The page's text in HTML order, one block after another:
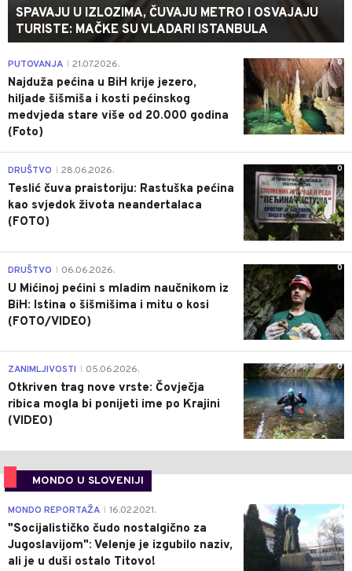
SPAVAJU U IZLOZIMA, ČUVAJU METRO I OSVAJAJU
TURISTE: MAČKE SU VLADARI ISTANBULA
0
PUTOVANJA 21.07.2026.
Najduža pećina u BiH krije jezero,
hiljade šišmiša i kosti pećinskog
medvjeda stare više od 20.000 godina
(Foto)
0
DRUŠTVO 28.06.2026.
Teslić čuva praistoriju: Rastuška pećina
kao svjedok života neandertalaca
(FOTO)
0
DRUŠTVO 06.06.2026.
U Mićinoj pećini s mladim naučnikom iz
BiH: Istina o šišmišima i mitu o kosi
(FOTO/VIDEO)
0
ZANIMLJIVOSTI 05.06.2026.
Otkriven trag nove vrste: Čovječja
ribica mogla bi ponijeti ime po Krajini
(VIDEO)
MONDO U SLOVENIJI
4
MONDO REPORTAŽA 16.02.2021.
"Socijalističko čudo nostalgično za
Jugoslavijom": Velenje je izgubilo naziv,
ali je u duši ostalo Titovo!